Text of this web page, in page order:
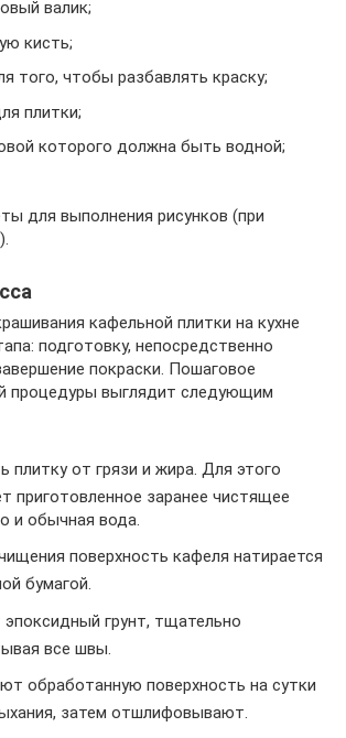
валик;
кисть;
того, чтобы разбавлять краску;
плитки;
которого должна быть водной;
для выполнения рисунков (при
кафельной плитки на кухне
подготовку, непосредственно
покраски. Пошаговое
процедуры выглядит следующим
плитку от грязи и жира. Для этого
приготовленное заранее чистящее
и обычная вода.
поверхность кафеля натирается
бумагой.
грунт, тщательно
все швы.
обработанную поверхность на сутки
затем отшлифовывают.